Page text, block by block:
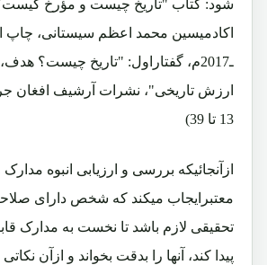
شود: کتاب "تاریخ چیست و مؤرخ
ـ2017م، گفتاراول: "تاریخ چیست؟
ارزش تاریخی"، نشرات آرشیف افغان
13 تا 39)
ازآنجائیکه بررسی و ارزیابی انبوه مدارک
معتبرایجاب میکند که شخص دارای
تحقیقی لازم باشد تا نخست به مدارک
پیدا کند، آنها را بدقت بخواند و ازآن